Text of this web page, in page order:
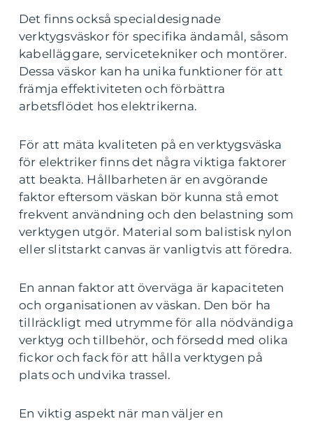
Det finns också specialdesignade
verktygsväskor för specifika ändamål, såsom
kabelläggare, servicetekniker och montörer.
Dessa väskor kan ha unika funktioner för att
främja effektiviteten och förbättra
arbetsflödet hos elektrikerna.
För att mäta kvaliteten på en verktygsväska
för elektriker finns det några viktiga faktorer
att beakta. Hållbarheten är en avgörande
faktor eftersom väskan bör kunna stå emot
frekvent användning och den belastning som
verktygen utgör. Material som balistisk nylon
eller slitstarkt canvas är vanligtvis att föredra.
En annan faktor att överväga är kapaciteten
och organisationen av väskan. Den bör ha
tillräckligt med utrymme för alla nödvändiga
verktyg och tillbehör, och försedd med olika
fickor och fack för att hålla verktygen på
plats och undvika trassel.
En viktig aspekt när man väljer en